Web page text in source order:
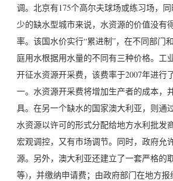
调。北京有175个高尔夫球场或练习场，
少的缺水型城市来说，水资源的价值没有
率。该国水价实行“累进制”，在不同部门
庭用水根据用水量的不同有三种价格。工
开征水资源开采费，该费率于2007年进
一。水资源开采费将增加生产者的成本，
具。在另一个缺水的国家澳大利亚，则通
水资源以许可的形式分配给地方水利批发
宏观调控，又有市场调节。同时，政府允
源。另外，澳大利亚还建立了一套严格的
等)，并缴纳申请费；由政府部门在地方